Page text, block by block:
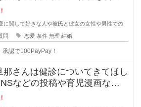
のいい
に関して好きな人や彼氏と彼女の女性や男性での
問 恋愛 条件 無理 結婚
認で100PayPay！
さんは健診についてきてほし
などの投稿や育児漫画など
、仲の良さそう